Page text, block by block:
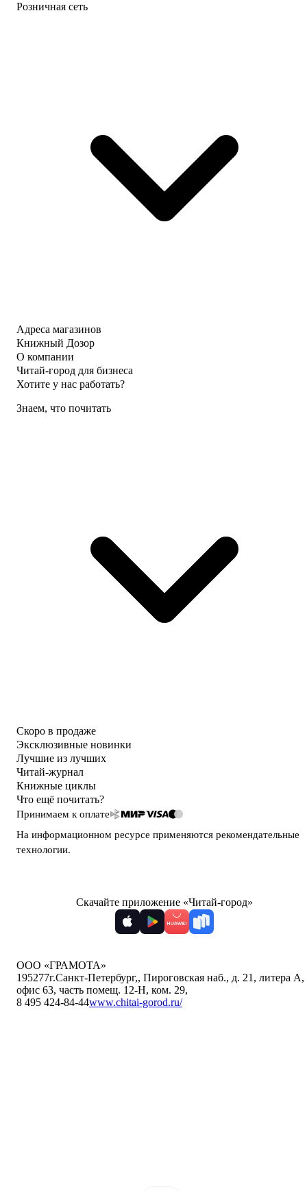
Розничная сеть
Адреса магазинов
Книжный Дозор
О компании
Читай-город для бизнеса
Хотите у нас работать?
Знаем, что почитать
Скоро в продаже
Эксклюзивные новинки
Лучшие из лучших
Читай-журнал
Книжные циклы
Что ещё почитать?
Принимаем к оплате
На информационном ресурсе применяются рекомендательные
технологии.
Скачайте приложение «Читай-город»
ООО «ГРАМОТА»
195277г.Санкт-Петербург,, Пироговская наб., д. 21, литера А,
офис 63, часть помещ. 12-Н, ком. 29,
8 495 424-84-44www.chitai-gorod.ru/